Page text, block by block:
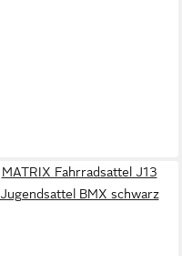
MATRIX Fahrradsattel J13
Jugendsattel BMX schwarz